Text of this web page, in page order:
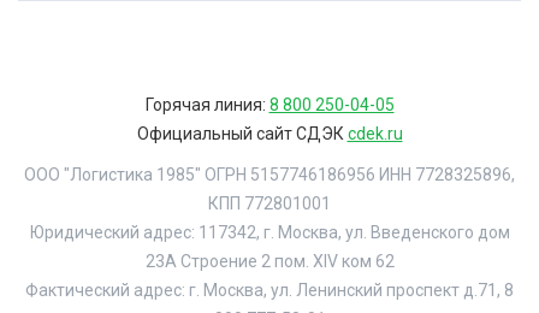
Горячая линия: 8 800 250-04-05
Официальный сайт СДЭК cdek.ru
ООО "Логистика 1985" ОГРН 5157746186956 ИНН 7728325896,
КПП 772801001
Юридический адрес: 117342, г. Москва, ул. Введенского дом
23А Строение 2 пом. XIV ком 62
Фактический адрес: г. Москва, ул. Ленинский проспект д.71, 8